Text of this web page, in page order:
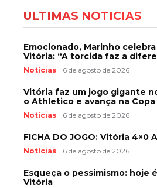
ÚLTIMAS NOTÍCIAS
Emocionado, Marinho
Vitória: “A torcida faz a
Notícias 6 de agosto de 2026
Vitória faz um jogo gigante
o Athletico e avança na Copa
Notícias 6 de agosto de 2026
FICHA DO JOGO: Vitória 4×0
Notícias 6 de agosto de 2026
Esqueça o pessimismo: hoje
Vitória